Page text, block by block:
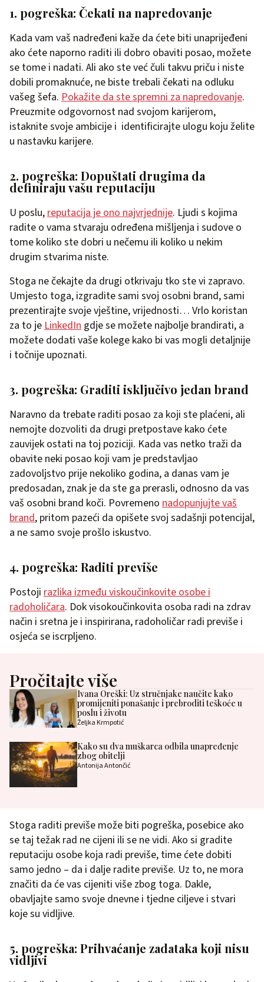
1. pogreška: Čekati na napredovanje
Kada vam vaš nadređeni kaže da ćete biti unaprijeđeni
ako ćete naporno raditi ili dobro obaviti posao, možete
se tome i nadati. Ali ako ste već čuli takvu priču i niste
dobili promaknuće, ne biste trebali čekati na odluku
vašeg šefa. Pokažite da ste spremni za napredovanje.
Preuzmite odgovornost nad svojom karijerom,
istaknite svoje ambicije i identificirajte ulogu koju želite
u nastavku karijere.
2. pogreška: Dopuštati drugima da
definiraju vašu reputaciju
U poslu, reputacija je ono najvrjednije. Ljudi s kojima
radite o vama stvaraju određena mišljenja i sudove o
tome koliko ste dobri u nečemu ili koliko u nekim
drugim stvarima niste.
Stoga ne čekajte da drugi otkrivaju tko ste vi zapravo.
Umjesto toga, izgradite sami svoj osobni brand, sami
prezentirajte svoje vještine, vrijednosti… Vrlo koristan
za to je LinkedIn gdje se možete najbolje brandirati, a
možete dodati vaše kolege kako bi vas mogli detaljnije
i točnije upoznati.
3. pogreška: Graditi isključivo jedan brand
Naravno da trebate raditi posao za koji ste plaćeni, ali
nemojte dozvoliti da drugi pretpostave kako ćete
zauvijek ostati na toj poziciji. Kada vas netko traži da
obavite neki posao koji vam je predstavljao
zadovoljstvo prije nekoliko godina, a danas vam je
predosadan, znak je da ste ga prerasli, odnosno da vas
vaš osobni brand koči. Povremeno nadopunjujte vaš
brand, pritom pazeći da opišete svoj sadašnji potencijal,
a ne samo svoje prošlo iskustvo.
4. pogreška: Raditi previše
Postoji razlika između viskoučinkovite osobe i
radoholičara. Dok visokoučinkovita osoba radi na zdrav
način i sretna je i inspirirana, radoholičar radi previše i
osjeća se iscrpljeno.
Pročitajte više
Ivana Oreški: Uz stručnjake naučite kako
promijeniti ponašanje i prebroditi teškoće u
poslu i životu
Željka Krmpotić
Kako su dva muškarca odbila unapređenje
zbog obitelji
Antonija Antončić
Stoga raditi previše može biti pogreška, posebice ako
se taj težak rad ne cijeni ili se ne vidi. Ako si gradite
reputaciju osobe koja radi previše, time ćete dobiti
samo jedno – da i dalje radite previše. Uz to, ne mora
značiti da će vas cijeniti više zbog toga. Dakle,
obavljajte samo svoje dnevne i tjedne ciljeve i stvari
koje su vidljive.
5. pogreška: Prihvaćanje zadataka koji nisu
vidljivi